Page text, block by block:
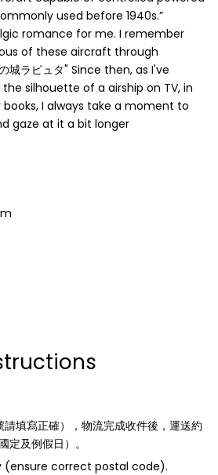
used before 1940s.”
romance for me. I remember
of these aircraft through
城ラピュタ" Since then, as I've
silhouette of a airship on TV, in
I always take a moment to
gaze at it a bit longer
填寫正確），物流完成收件後，運送約
定及例假日）。
(ensure correct postal code).